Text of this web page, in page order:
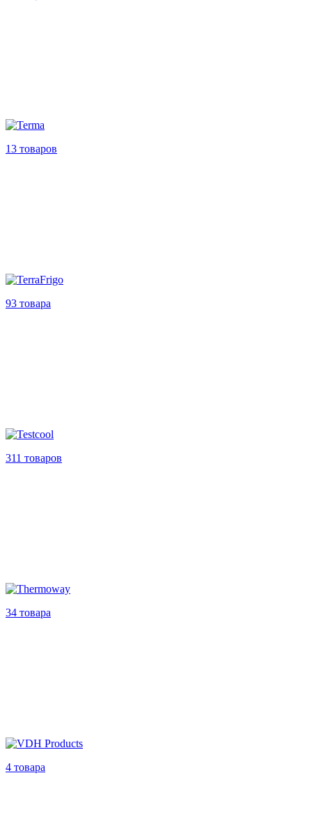
13 товаров
93 товара
311 товаров
34 товара
4 товара